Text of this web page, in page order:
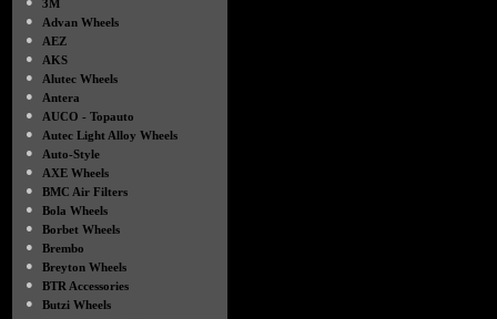
3M
●
Advan Wheels
●
AEZ
●
AKS
●
Alutec Wheels
●
Antera
●
AUCO - Topauto
●
Autec Light Alloy Wheels
●
Auto-Style
●
AXE Wheels
●
BMC Air Filters
●
Bola Wheels
●
Borbet Wheels
●
Brembo
●
Breyton Wheels
●
BTR Accessories
●
Butzi Wheels